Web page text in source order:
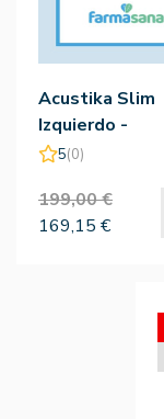
Acustika Slim
Izquierdo -
Audifonos
5(0)
199,00 €
169,15 €